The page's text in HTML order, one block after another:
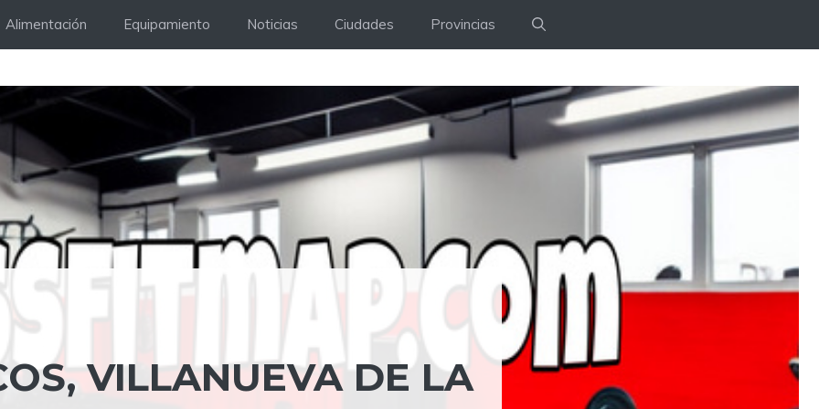
Alimentación Equipamiento Noticias Ciudades Provincias
VILLANUEVA DE LA